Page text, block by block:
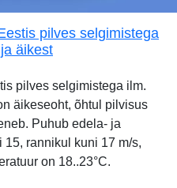
pilves selgimistega
äikest
pilves selgimistega ilm.
äikeseoht, õhtul pilvisus
Puhub edela- ja
15, rannikul kuni 17 m/s,
on 18..23°C.